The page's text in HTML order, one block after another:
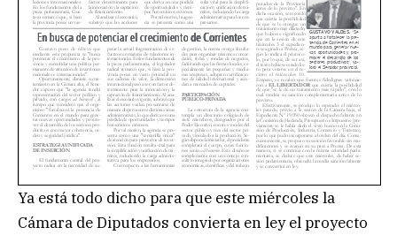
Ya está todo dicho para que este miércoles la
Cámara de Diputados convierta en ley el proyecto